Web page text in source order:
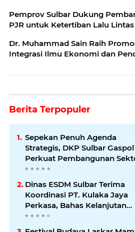
Pemprov Sulbar Dukung
PJR untuk Ketertiban Lalu Lintas
Dr. Muhammad Sain Raih
Integrasi Ilmu Ekonomi dan
Berita Terpopuler
Sepekan Penuh Agenda
Strategis, DKP Sulbar Gaspol
Perkuat Pembangunan
Kelautan dan Perikanan
Dinas ESDM Sulbar Terima
Koordinasi PT. Kulaka Jaya
Perkasa, Bahas Kelanjutan
Pengelolaan IUP